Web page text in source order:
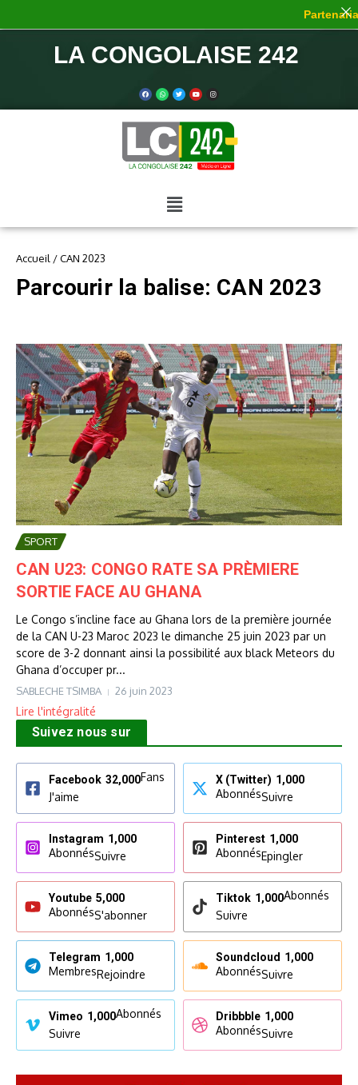
LA CONGOLAISE 242
Accueil /CAN 2023
Parcourir la balise: CAN 2023
SPORT
CAN U23: CONGO RATE SA PRÈMIERE
SORTIE FACE AU GHANA
Le Congo s’incline face au Ghana lors de la première journée
de la CAN U-23 Maroc 2023 le dimanche 25 juin 2023 par un
score de 3-2 donnant ainsi la possibilité aux black Meteors du
Ghana d’occuper pr...
SABLECHE TSIMBA 26 juin 2023
Lire l'intégralité
Suivez nous sur
Facebook 32,000Fans
J'aime
X (Twitter) 1,000
AbonnésSuivre
Instagram 1,000
AbonnésSuivre
Pinterest 1,000
AbonnésEpingler
Youtube 5,000
AbonnésS'abonner
Tiktok 1,000Abonnés
Suivre
Telegram 1,000
MembresRejoindre
Soundcloud 1,000
AbonnésSuivre
Vimeo 1,000Abonnés
Suivre
Dribbble 1,000
AbonnésSuivre